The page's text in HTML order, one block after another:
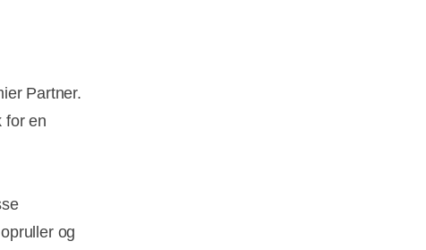
Partner.
for en
og